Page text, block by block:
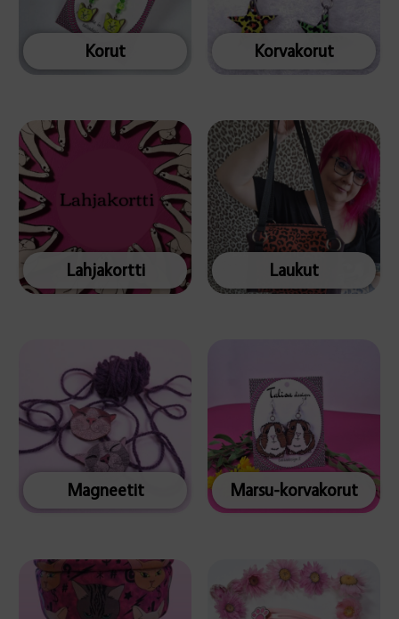
Korut Korvakorut
Lahjakortti Laukut
Magneetit Marsu-korvakorut